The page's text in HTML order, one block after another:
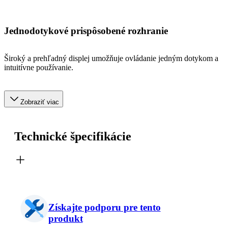
Jednodotykové prispôsobené rozhranie
Široký a prehľadný displej umožňuje ovládanie jedným dotykom a
intuitívne používanie.
Zobraziť viac
Technické špecifikácie
Získajte podporu pre tento
produkt